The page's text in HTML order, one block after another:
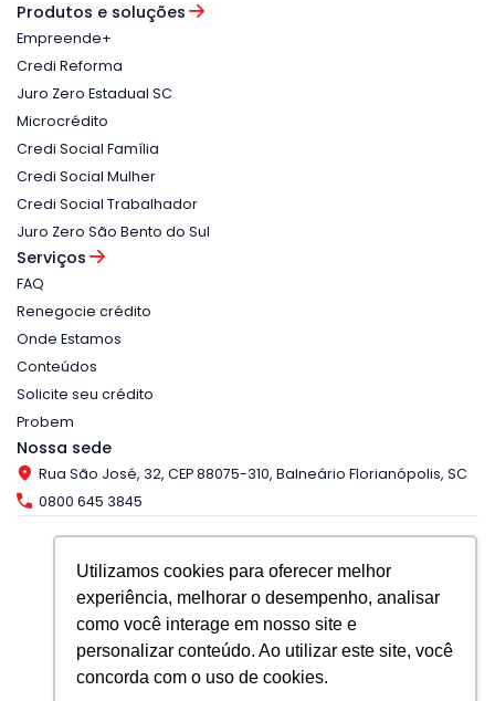
Utilizamos cookies para oferecer melhor
experiência, melhorar o desempenho, analisar
como você interage em nosso site e
personalizar conteúdo. Ao utilizar este site, você
concorda com o uso de cookies.
Produtos e soluções
Empreende+
Credi Reforma
Juro Zero Estadual SC
Microcrédito
Credi Social Família
Credi Social Mulher
Credi Social Trabalhador
Juro Zero São Bento do Sul
Serviços
FAQ
Renegocie crédito
Onde Estamos
Conteúdos
Solicite seu crédito
Probem
Nossa sede
Rua São José, 32, CEP 88075-310, Balneário Florianópolis, SC
0800 645 3845
Copyright © 2025, Banco do Empreendedor.
Nos acompanhe nas redes
Baixe nosso app